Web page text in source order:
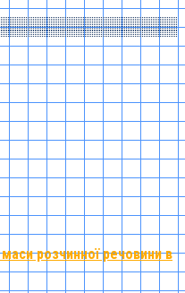
розчинної речовини в